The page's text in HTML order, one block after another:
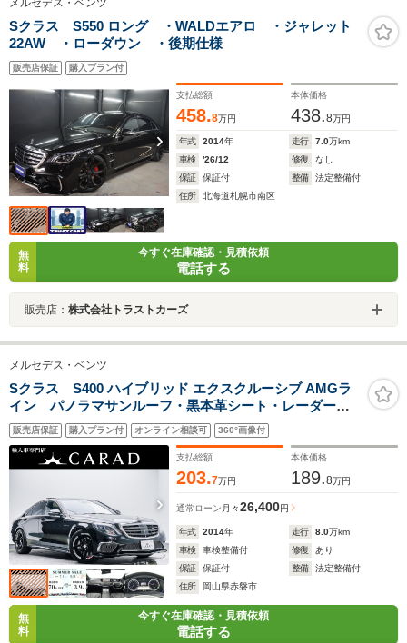
Sクラス S550 ロング ・WALDエアロ ・ジャレット
22AW ・ローダウン ・後期仕様
販売店保証 購入プラン付
支払総額
458.8万円
本体価格
438.8万円
年式 2014年 走行 7.0万km
車検
'26/12 修復
なし
保証
保証付 整備
法定整備付
住所
北海道札幌市南区
無
料
今すぐ在庫確認・見積依頼
電話する
販売店： 株式会社トラストカーズ
メルセデス・ベンツ
Sクラス S400 ハイブリッド エクスクルーシブ AMGラ
イン パノラマサンルーフ・黒本革シート・レーダーセ
ーフティPKG・エアバランスPKG・ブルメスターサウン
ド・全方位カメラ・BSM・エアサスペンション・フルセ
グTV・ACC・シートヒーター・シートベンチレーション
販売店保証 購入プラン付 オンライン相談可 360°画像付
支払総額
203.7万円
本体価格
189.8万円
通常ローン 月々26,400円
年式 2014年 走行 8.0万km
車検
車検整備付 修復
あり
保証
保証付 整備
法定整備付
住所
岡山県赤磐市
無
料
今すぐ在庫確認・見積依頼
電話する